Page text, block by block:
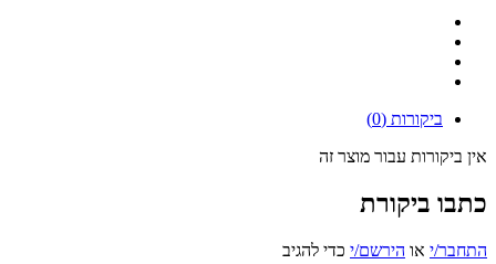
ביקורות (0)
אין ביקורות עבור מוצר זה
כתבו ביקורת
התחבר/י או הירשם/י כדי להגיב